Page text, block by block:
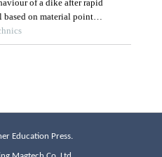
Education Press.